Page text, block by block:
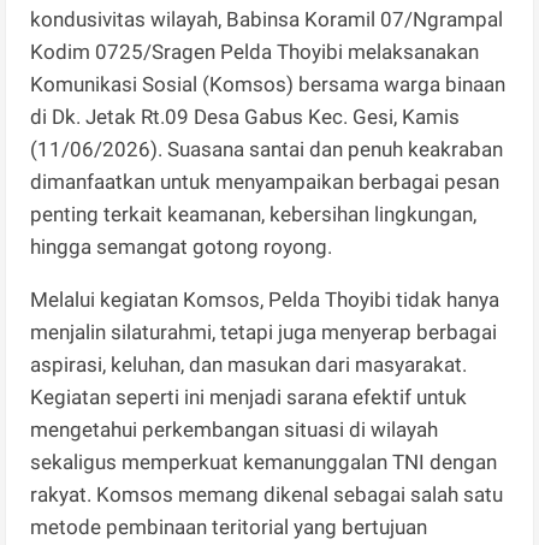
kondusivitas wilayah, Babinsa Koramil 07/Ngrampal
Kodim 0725/Sragen Pelda Thoyibi melaksanakan
Komunikasi Sosial (Komsos) bersama warga binaan
di Dk. Jetak Rt.09 Desa Gabus Kec. Gesi, Kamis
(11/06/2026). Suasana santai dan penuh keakraban
dimanfaatkan untuk menyampaikan berbagai pesan
penting terkait keamanan, kebersihan lingkungan,
hingga semangat gotong royong.
Melalui kegiatan Komsos, Pelda Thoyibi tidak hanya
menjalin silaturahmi, tetapi juga menyerap berbagai
aspirasi, keluhan, dan masukan dari masyarakat.
Kegiatan seperti ini menjadi sarana efektif untuk
mengetahui perkembangan situasi di wilayah
sekaligus memperkuat kemanunggalan TNI dengan
rakyat. Komsos memang dikenal sebagai salah satu
metode pembinaan teritorial yang bertujuan